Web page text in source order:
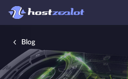
Blog